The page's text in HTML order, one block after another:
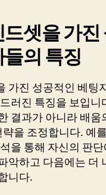
셋을 가진
의 특징
가진 성공적인 베팅
러진 특징을 보입니
결과가 아니라 배움
을 조정합니다. 예
을 통해 자신의 판
악하고 다음에는 더
니다.